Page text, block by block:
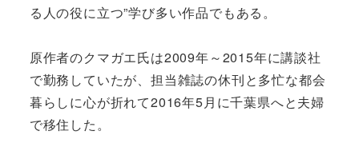
る人の役に立つ”学び多い作品でもある。
原作者のクマガエ氏は2009年～2015年に講談社
で勤務していたが、担当雑誌の休刊と多忙な都会
暮らしに心が折れて2016年5月に千葉県へと夫婦
で移住した。